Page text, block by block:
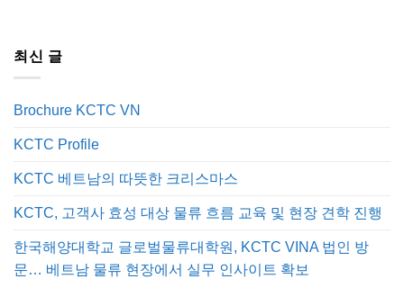
최신 글
Brochure KCTC VN
KCTC Profile
KCTC 베트남의 따뜻한 크리스마스
KCTC, 고객사 효성 대상 물류 흐름 교육 및 현장 견학 진행
한국해양대학교 글로벌물류대학원, KCTC VINA 법인 방
문… 베트남 물류 현장에서 실무 인사이트 확보